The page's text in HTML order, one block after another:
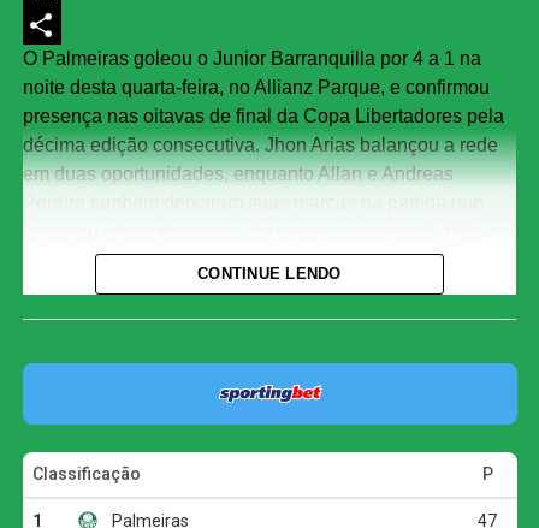
LinkedIn
Share
O Palmeiras goleou o Junior Barranquilla por 4 a 1 na
noite desta quarta-feira, no Allianz Parque, e confirmou
presença nas oitavas de final da Copa Libertadores pela
décima edição consecutiva. Jhon Arias balançou a rede
em duas oportunidades, enquanto Allan e Andreas
lado colombiano, Luis Muriel fez o único gol.
segunda posição do Grupo F, atrás somente do Cerro
Porteño, que derrotou o Sporting Cristal e chegou aos 13
pontos. Esta é a primeira vez que o Verdão avança para o
mata-mata como vice-líder de grupo desde a chegada do
treinador português ao clube. O Junior Barranquilla deu
adeus à Libertadores e sequer garantiu vaga nos playoffs
CONTINUE LENDO